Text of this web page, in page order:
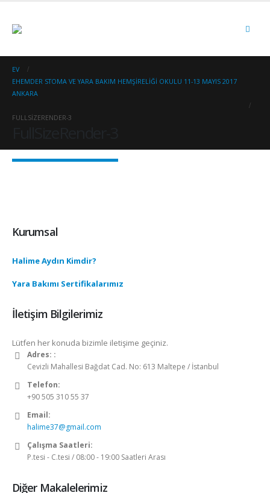
EV
EHEMDER STOMA VE YARA BAKIM HEMŞIRELIĞI OKULU 11-13 MAYIS 2017
ANKARA
FULLSIZERENDER-3
Kurumsal
Halime Aydın Kimdir?
Yara Bakımı Sertifikalarımız
İletişim Bilgilerimiz
Lütfen her konuda bizimle iletişime geçiniz.
Adres: :
Cevizli Mahallesi Bağdat Cad. No: 613 Maltepe / İstanbul
Telefon:
+90 505 310 55 37
Email:
halime37@gmail.com
Çalışma Saatleri:
P.tesi - C.tesi / 08:00 - 19:00 Saatleri Arası
Diğer Makalelerimiz